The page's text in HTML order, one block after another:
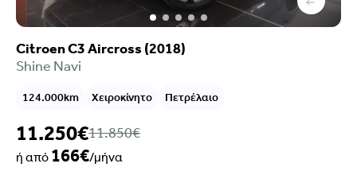
Citroen C3 Aircross (2018)
Shine Navi
124.000km Χειροκίνητο Πετρέλαιο
11.250€11.850€
ή από 166€/μήνα